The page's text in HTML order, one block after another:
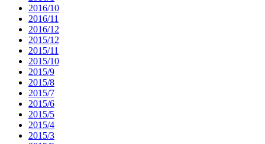
2016/10
2016/11
2016/12
2015/12
2015/11
2015/10
2015/9
2015/8
2015/7
2015/6
2015/5
2015/4
2015/3